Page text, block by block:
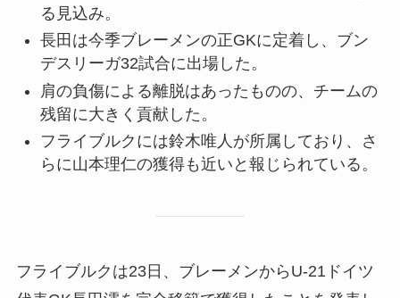
る見込み。
長田は今季ブレーメンの正GKに定着し、ブン
デスリーガ32試合に出場した。
肩の負傷による離脱はあったものの、チームの
残留に大きく貢献した。
フライブルクには鈴木唯人が所属しており、さ
らに山本理仁の獲得も近いと報じられている。
フライブルクは23日、ブレーメンからU-21ドイツ